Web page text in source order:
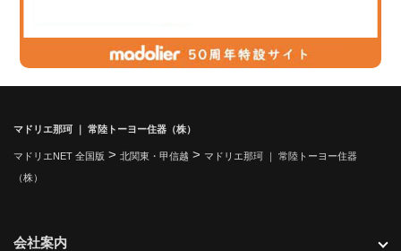
マドリエ那珂 ｜ 常陸トーヨー住器（株）
マドリエNET 全国版 > 北関東・甲信越 > マドリエ那珂 ｜ 常陸トーヨー住器
（株）
会社案内